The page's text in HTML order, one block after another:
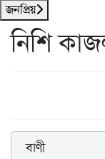
জনপ্রিয়
নিশি
বাণী